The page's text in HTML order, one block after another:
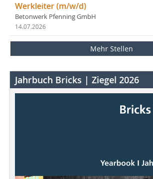
Werkleiter (m/w/d)
Betonwerk Pfenning GmbH
14.07.2026
Mehr Stellen
Jahrbuch Bricks | Ziegel 2026